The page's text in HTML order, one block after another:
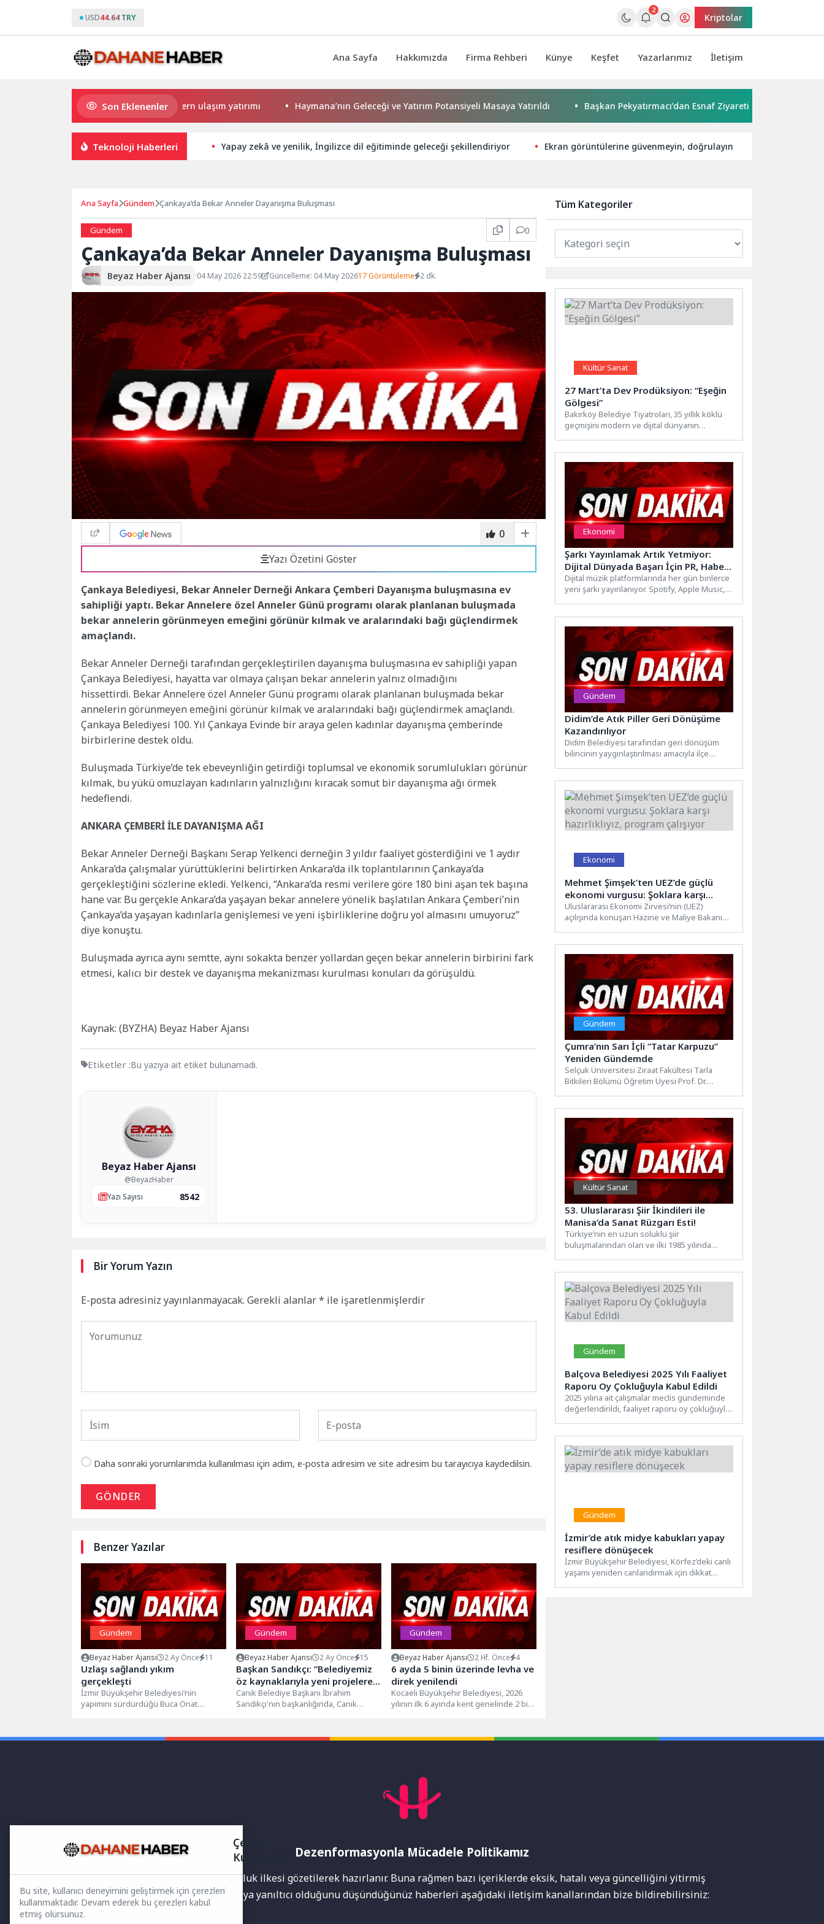
USD44.64 TRY
2
Kriptolar
Ana Sayfa Hakkımızda Firma Rehberi Künye Keşfet Yazarlarımız İletişim
Son Eklenenler
Büyükşehir’den Darıca’ya modern ulaşım yatırımı Haymana’nın Geleceği ve Yatırım Potansiyeli Masaya Yatırıldı Başkan Pekyatırmacı’dan Esnaf Ziyareti
Teknoloji Haberleri Yapay zekâ ve yenilik, İngilizce dil eğitiminde geleceği şekillendiriyor Ekran görüntülerine güvenmeyin, doğrulayın
Ana Sayfa Gündem Çankaya’da Bekar Anneler Dayanışma Buluşması
Gündem 0
Çankaya’da Bekar Anneler Dayanışma Buluşması
Beyaz Haber Ajansı 04 May 2026 22:59 Güncelleme: 04 May 202617 Görüntüleme 2 dk.
0
Yazı Özetini Göster
Çankaya Belediyesi, Bekar Anneler Derneği Ankara Çemberi Dayanışma buluşmasına ev
sahipliği yaptı. Bekar Annelere özel Anneler Günü programı olarak planlanan buluşmada
bekar annelerin görünmeyen emeğini görünür kılmak ve aralarındaki bağı güçlendirmek
amaçlandı.
Bekar Anneler Derneği tarafından gerçekleştirilen dayanışma buluşmasına ev sahipliği yapan
Çankaya Belediyesi, hayatta var olmaya çalışan bekar annelerin yalnız olmadığını
hissettirdi. Bekar Annelere özel Anneler Günü programı olarak planlanan buluşmada bekar
annelerin görünmeyen emeğini görünür kılmak ve aralarındaki bağı güçlendirmek amaçlandı.
Çankaya Belediyesi 100. Yıl Çankaya Evinde bir araya gelen kadınlar dayanışma çemberinde
birbirlerine destek oldu.
Buluşmada Türkiye’de tek ebeveynliğin getirdiği toplumsal ve ekonomik sorumlulukları görünür
kılmak, bu yükü omuzlayan kadınların yalnızlığını kıracak somut bir dayanışma ağı örmek
hedeflendi.
ANKARA ÇEMBERİ İLE DAYANIŞMA AĞI
Bekar Anneler Derneği Başkanı Serap Yelkenci derneğin 3 yıldır faaliyet gösterdiğini ve 1 aydır
Ankara’da çalışmalar yürüttüklerini belirtirken Ankara’da ilk toplantılarının Çankaya’da
gerçekleştiğini sözlerine ekledi. Yelkenci, “Ankara’da resmi verilere göre 180 bini aşan tek başına
hane var. Bu gerçekle Ankara’da yaşayan bekar annelere yönelik başlatılan Ankara Çemberi’nin
Çankaya’da yaşayan kadınlarla genişlemesi ve yeni işbirliklerine doğru yol almasını umuyoruz”
diye konuştu.
Buluşmada ayrıca aynı semtte, aynı sokakta benzer yollardan geçen bekar annelerin birbirini fark
etmesi, kalıcı bir destek ve dayanışma mekanizması kurulması konuları da görüşüldü.
Kaynak: (BYZHA) Beyaz Haber Ajansı
Etiketler :Bu yazıya ait etiket bulunamadı.
Beyaz Haber Ajansı
@BeyazHaber
Yazı Sayısı
8542
Bir Yorum Yazın
E-posta adresiniz yayınlanmayacak. Gerekli alanlar* ile işaretlenmişlerdir
Daha sonraki yorumlarımda kullanılması için adım, e-posta adresim ve site adresim bu tarayıcıya kaydedilsin.
GÖNDER
Benzer Yazılar
Gündem
Beyaz Haber Ajansı 2 Ay Önce 11
Uzlaşı sağlandı yıkım
gerçekleşti
İzmir Büyükşehir Belediyesi’nin
yapımını sürdürdüğü Buca Onat
Gündem
Beyaz Haber Ajansı 2 Ay Önce 15
Başkan Sandıkçı: “Belediyemiz
öz kaynaklarıyla yeni projelere
imza atıyoruz”
Canik Belediye Başkanı İbrahim
Sandıkçı'nın başkanlığında, Canik
Gündem
Beyaz Haber Ajansı 2 Hf. Önce 4
6 ayda 5 binin üzerinde levha ve
direk yenilendi
Kocaeli Büyükşehir Belediyesi, 2026
yılının ilk 6 ayında kent genelinde 2 bin
Tüm Kategoriler
Kültür Sanat
27 Mart’ta Dev Prodüksiyon: “Eşeğin
Gölgesi”
Bakırköy Belediye Tiyatroları, 35 yıllık köklü
geçmişini modern ve dijital dünyanın
Ekonomi
Şarkı Yayınlamak Artık Yetmiyor:
Dijital Dünyada Başarı İçin PR, Haber
Çalışmaları ve YouTube Reklamları
Öne Çıkıyor
Dijital müzik platformlarında her gün binlerce
yeni şarkı yayınlanıyor. Spotify, Apple Music,
Gündem
Didim’de Atık Piller Geri Dönüşüme
Kazandırılıyor
Didim Belediyesi tarafından geri dönüşüm
bilincinin yaygınlaştırılması amacıyla ilçe
Ekonomi
Mehmet Şimşek’ten UEZ’de güçlü
ekonomi vurgusu: Şoklara karşı
hazırlıklıyız, program çalışıyor
Uluslararası Ekonomi Zirvesi’nin (UEZ)
açılışında konuşan Hazine ve Maliye Bakanı
Gündem
Çumra’nın Sarı İçli “Tatar Karpuzu”
Yeniden Gündemde
Selçuk Üniversitesi Ziraat Fakültesi Tarla
Bitkileri Bölümü Öğretim Üyesi Prof. Dr.
Kültür Sanat
53. Uluslararası Şiir İkindileri ile
Manisa’da Sanat Rüzgarı Esti!
Türkiye’nin en uzun soluklu şiir
buluşmalarından olan ve ilki 1985 yılında
Gündem
Balçova Belediyesi 2025 Yılı Faaliyet
Raporu Oy Çokluğuyla Kabul Edildi
2025 yılına ait çalışmalar meclis gündeminde
değerlendirildi, faaliyet raporu oy çokluğuyla
Gündem
İzmir’de atık midye kabukları yapay
resiflere dönüşecek
İzmir Büyükşehir Belediyesi, Körfez’deki canlı
yaşamı yeniden canlandırmak için dikkat
Dezenformasyonla Mücadele Politikamız
Yayınlanan haberler doğruluk ilkesi gözetilerek hazırlanır. Buna rağmen bazı içeriklerde eksik, hatalı veya güncelliğini yitirmiş
bilgiler bulunabilir.Yanlış veya yanıltıcı olduğunu düşündüğünüz haberleri aşağıdaki iletişim kanallarından bize bildirebilirsiniz:
Çerez
Kullanımı
Bu site, kullanıcı deneyimini geliştirmek için çerezleri
kullanmaktadır. Devam ederek bu çerezleri kabul
etmiş olursunuz.